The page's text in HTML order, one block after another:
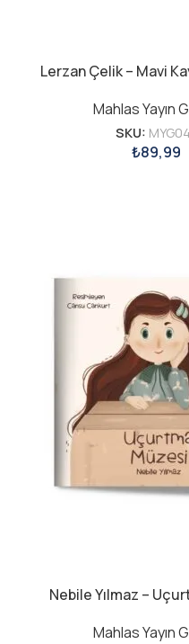
Lerzan Çelik – Mavi
Mahlas Yayın
SKU:
₺89,99
Nebile Yılmaz –
Mahlas Yayın